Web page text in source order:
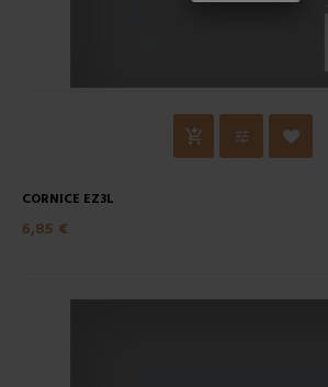
CORNICE EZ3L
6,85 €